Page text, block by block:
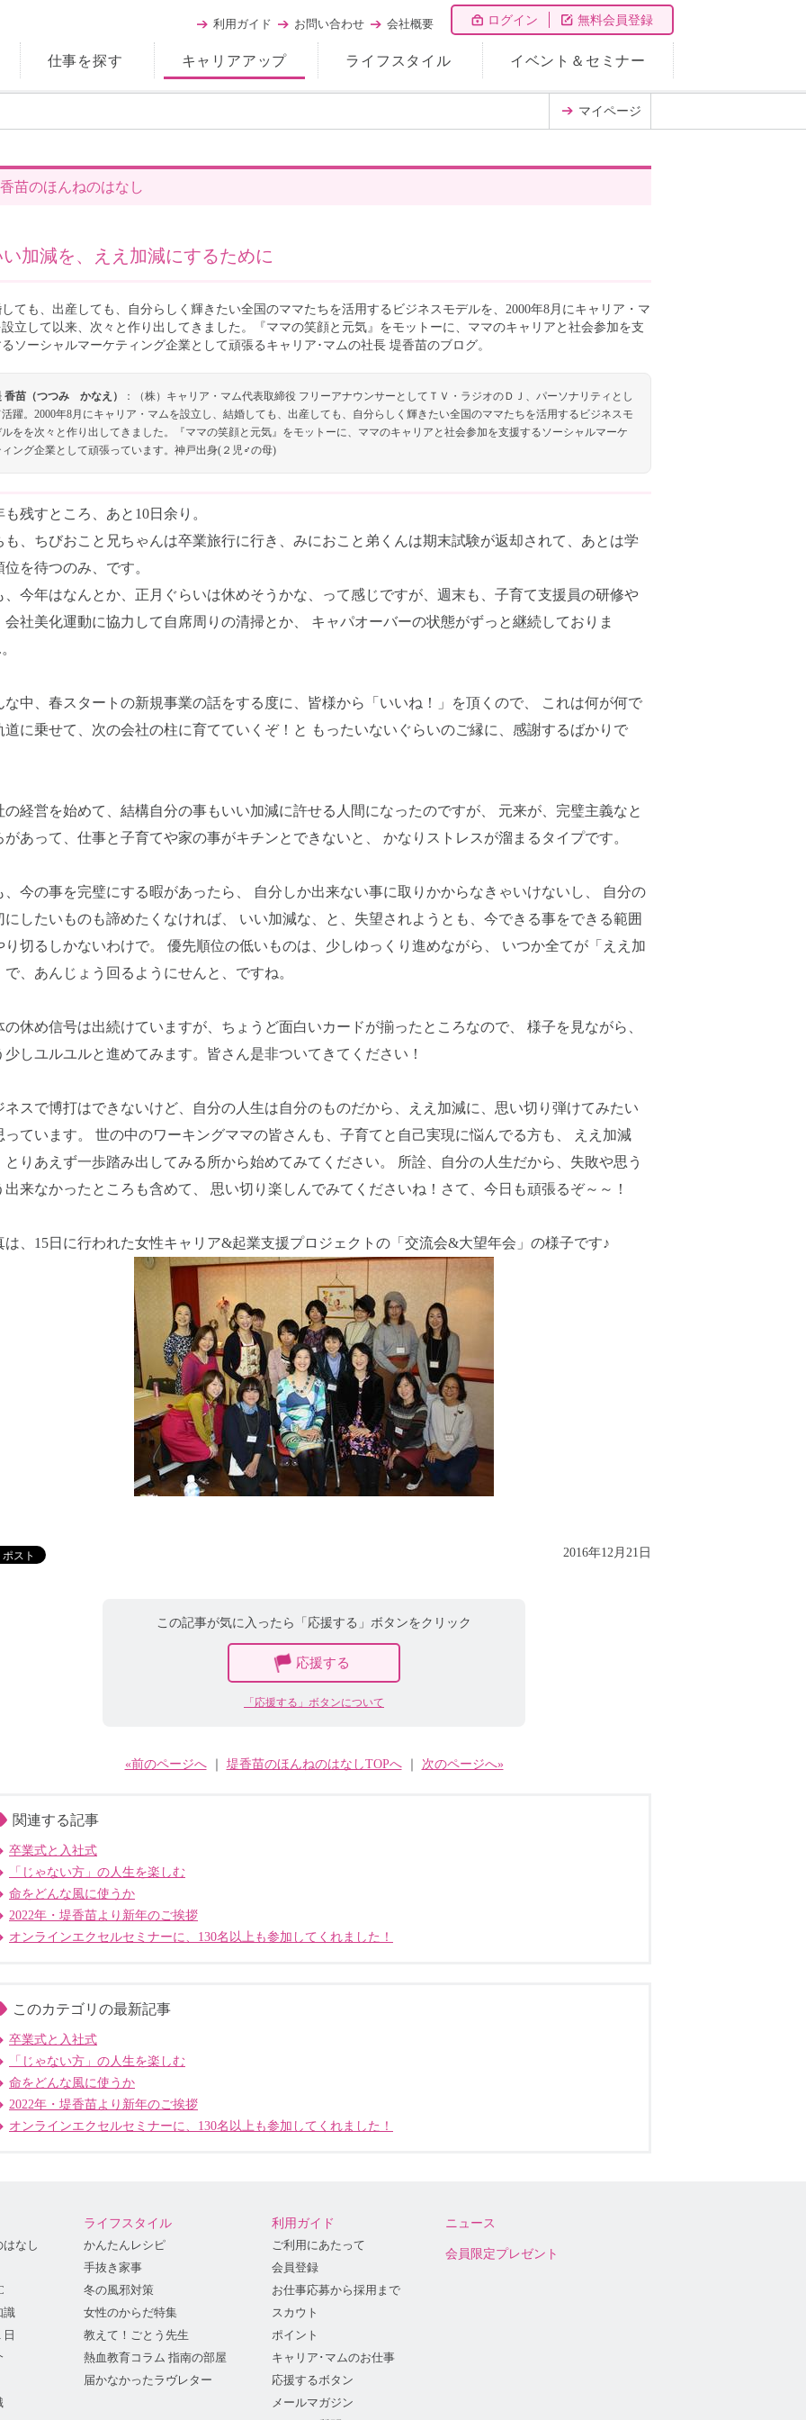
ログイン 無料会員登録
仕事を探す キャリアアップ ライフスタイル イベント＆セミナー
利用ガイド お問い合わせ 会社概要
マイページ
苗のほんねのはなし
加減を、ええ加減にするために
ても、出産しても、自分らしく輝きたい全国のママたちを活用するビジネスモデルを、2000年8月にキャリア・マ
立して以来、次々と作り出してきました。『ママの笑顔と元気』をモットーに、ママのキャリアと社会参加を支
ソーシャルマーケティング企業として頑張るキャリア･マムの社長 堤香苗のブログ。
香苗（つつみ かなえ）
：（株）キャリア・マム代表取締役 フリーアナウンサーとしてＴＶ・ラジオのＤＪ、パーソナリティとし
躍。2000年8月にキャリア・マムを設立し、結婚しても、出産しても、自分らしく輝きたい全国のママたちを活用するビジネスモ
をを次々と作り出してきました。『ママの笑顔と元気』をモットーに、ママのキャリアと社会参加を支援するソーシャルマーケ
ング企業として頑張っています。神戸出身(２児♂の母)
も残すところ、あと10日余り。
も、ちびおこと兄ちゃんは卒業旅行に行き、みにおこと弟くんは期末試験が返却されて、あとは学
位を待つのみ、です。
、今年はなんとか、正月ぐらいは休めそうかな、って感じですが、週末も、子育て支援員の研修や
会社美化運動に協力して自席周りの清掃とか、 キャパオーバーの状態がずっと継続しておりま
な中、春スタートの新規事業の話をする度に、皆様から「いいね！」を頂くので、 これは何が何で
道に乗せて、次の会社の柱に育てていくぞ！と もったいないぐらいのご縁に、感謝するばかりで
の経営を始めて、結構自分の事もいい加減に許せる人間になったのですが、 元来が、完璧主義なと
があって、仕事と子育てや家の事がキチンとできないと、 かなりストレスが溜まるタイプです。
、今の事を完璧にする暇があったら、 自分しか出来ない事に取りかからなきゃいけないし、 自分の
にしたいものも諦めたくなければ、 いい加減な、と、失望されようとも、今できる事をできる範囲
り切るしかないわけで。 優先順位の低いものは、少しゆっくり進めながら、 いつか全てが「ええ加
で、あんじょう回るようにせんと、ですね。
の休め信号は出続けていますが、ちょうど面白いカードが揃ったところなので、 様子を見ながら、
少しユルユルと進めてみます。皆さん是非ついてきてください！
ネスで博打はできないけど、自分の人生は自分のものだから、ええ加減に、思い切り弾けてみたい
っています。 世の中のワーキングママの皆さんも、子育てと自己実現に悩んでる方も、 ええ加減
とりあえず一歩踏み出してみる所から始めてみてください。 所詮、自分の人生だから、失敗や思う
出来なかったところも含めて、 思い切り楽しんでみてくださいね！さて、今日も頑張るぞ～～！
は、15日に行われた女性キャリア&起業支援プロジェクトの「交流会&大望年会」の様子です♪
2016年12月21日
この記事が気に入ったら「応援する」ボタンをクリック
応援する
「応援する」ボタンについて
«前のページへ｜ 堤香苗のほんねのはなしTOPへ｜ 次のページへ»
関連する記事
卒業式と入社式
「じゃない方」の人生を楽しむ
命をどんな風に使うか
2022年・堤香苗より新年のご挨拶
オンラインエクセルセミナーに、130名以上も参加してくれました！
このカテゴリの最新記事
卒業式と入社式
「じゃない方」の人生を楽しむ
命をどんな風に使うか
2022年・堤香苗より新年のご挨拶
オンラインエクセルセミナーに、130名以上も参加してくれました！
なし
識
ライフスタイル
かんたんレシピ
手抜き家事
冬の風邪対策
女性のからだ特集
教えて！ごとう先生
熱血教育コラム 指南の部屋
届かなかったラヴレター
利用ガイド
ご利用にあたって
会員登録
お仕事応募から採用まで
スカウト
ポイント
キャリア･マムのお仕事
応援するボタン
メールマガジン
ニュース
会員限定プレゼント